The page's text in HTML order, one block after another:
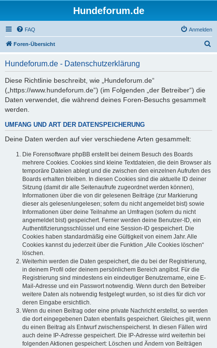
Hundeforum.de
FAQ Anmelden
Foren-Übersicht
Hundeforum.de - Datenschutzerklärung
Diese Richtlinie beschreibt, wie „Hundeforum.de“
(„https://www.hundeforum.de“) (im Folgenden „der Betreiber“) die
Daten verwendet, die während deines Foren-Besuchs gesammelt
werden.
UMFANG UND ART DER DATENSPEICHERUNG
Deine Daten werden auf vier verschiedene Arten gesammelt:
Die Forensoftware phpBB erstellt bei deinem Besuch des Boards
mehrere Cookies. Cookies sind kleine Textdateien, die dein Browser als
temporäre Dateien ablegt und die zwischen den einzelnen Aufrufen des
Boards erhalten bleiben. In diesen Cookies sind die aktuelle ID deiner
Sitzung (damit dir alle Seitenaufrufe zugeordnet werden können),
Informationen über die von dir gelesenen Beiträge (zur Markierung
dieser als gelesen/ungelesen; sofern du nicht angemeldet bist) sowie
Informationen über deine Teilnahme an Umfragen (sofern du nicht
angemeldet bist) gespeichert. Ferner werden deine Benutzer-ID, ein
Authentifizierungsschlüssel und eine Session-ID gespeichert. Die
Cookies haben standardmäßig eine Gültigkeit von einem Jahr. Alle
Cookies kannst du jederzeit über die Funktion „Alle Cookies löschen“
löschen.
Weiterhin werden die Daten gespeichert, die du bei der Registrierung,
in deinem Profil oder deinem persönlichem Bereich angibst. Für die
Registrierung sind mindestens ein eindeutiger Benutzername, eine E-
Mail-Adresse und ein Passwort notwendig. Wenn durch den Betreiber
weitere Daten als notwendig festgelegt wurden, so ist dies für dich vor
deren Eingabe ersichtlich.
Wenn du einen Beitrag oder eine private Nachricht erstellst, so werden
die dort eingegebenen Daten ebenfalls gespeichert. Gleiches gilt, wenn
du einen Beitrag als Entwurf zwischenspeicherst. In diesen Fällen wird
auch deine IP-Adresse gespeichert. Die IP-Adresse wird weiterhin bei
folgenden Aktionen gespeichert: Löschen und Ändern von Beiträgen